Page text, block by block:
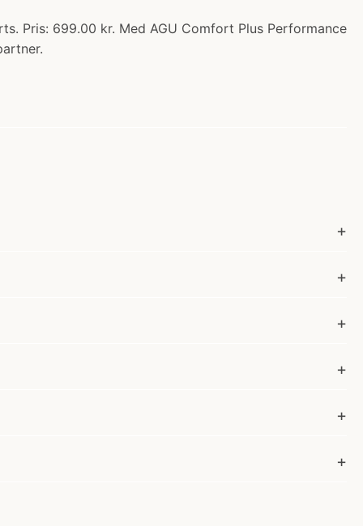
Pris: 699.00 kr. Med AGU Comfort Plus Performance